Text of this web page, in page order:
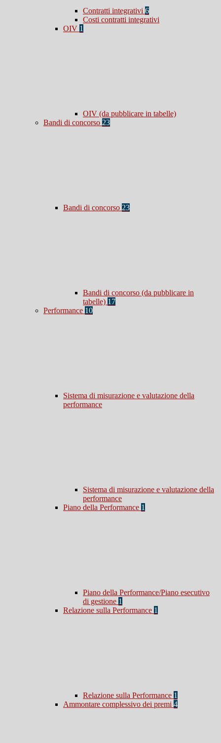
Contratti integrativi 6
Costi contratti integrativi
OIV 1
OIV (da pubblicare in tabelle)
Bandi di concorso 23
Bandi di concorso 23
Bandi di concorso (da pubblicare in
tabelle) 17
Performance 10
Sistema di misurazione e valutazione della
performance
Sistema di misurazione e valutazione della
performance
Piano della Performance 1
Piano della Performance/Piano esecutivo
di gestione 1
Relazione sulla Performance 1
Relazione sulla Performance 1
Ammontare complessivo dei premi 4